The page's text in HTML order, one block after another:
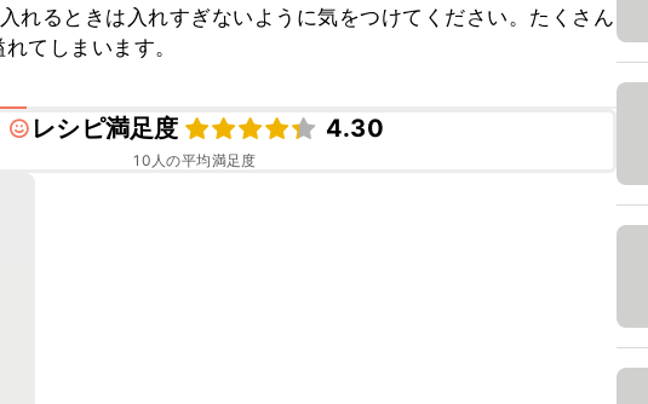
れるときは入れすぎないように気をつけてください。たくさん
てしまいます。
レシピ満足度
4.30
10 人の平均満足度